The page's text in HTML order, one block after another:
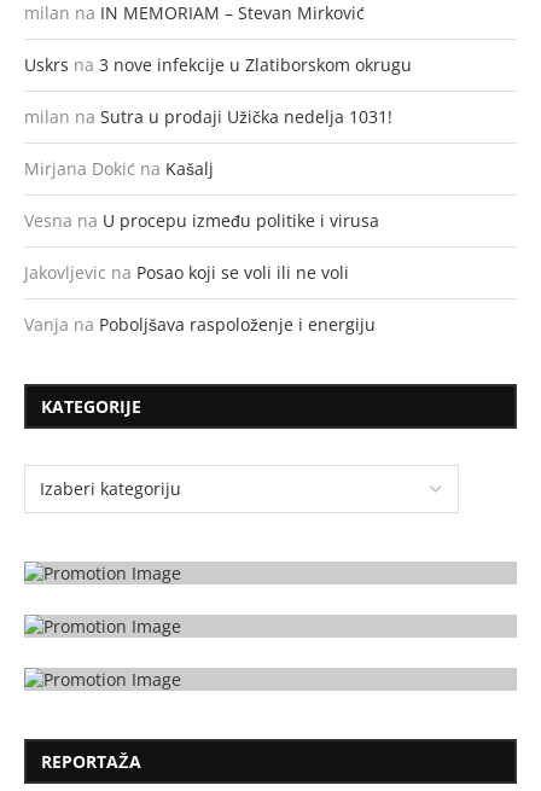
milan na IN MEMORIAM – Stevan Mirković
Uskrs na 3 nove infekcije u Zlatiborskom okrugu
milan na Sutra u prodaji Užička nedelja 1031!
Mirjana Dokić na Kašalj
Vesna na U procepu između politike i virusa
Jakovljevic na Posao koji se voli ili ne voli
Vanja na Poboljšava raspoloženje i energiju
KATEGORIJE
REPORTAŽA